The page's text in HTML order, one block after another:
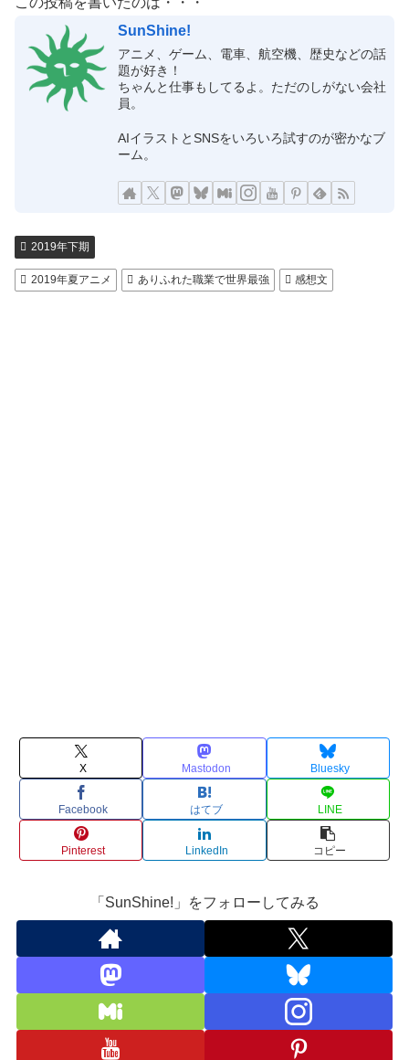
SunShine!
アニメ、ゲーム、電車、航空機、歴史などの話
題が好き！
ちゃんと仕事もしてるよ。ただのしがない会社
員。
AIイラストとSNSをいろいろ試すのが密かなブ
ーム。
2019年下期
2019年夏アニメ ありふれた職業で世界最強 感想文
X Mastodon Bluesky
Facebook はてブ LINE
Pinterest LinkedIn コピー
「SunShine!」をフォローしてみる